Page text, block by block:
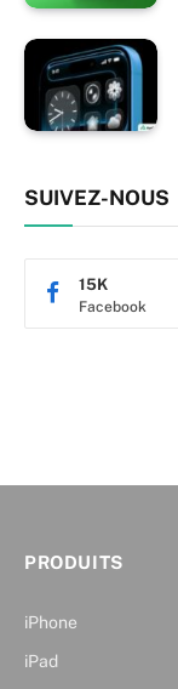
SUIVEZ-NOUS
Facebook
15K
PRODUITS
iPhone
iPad